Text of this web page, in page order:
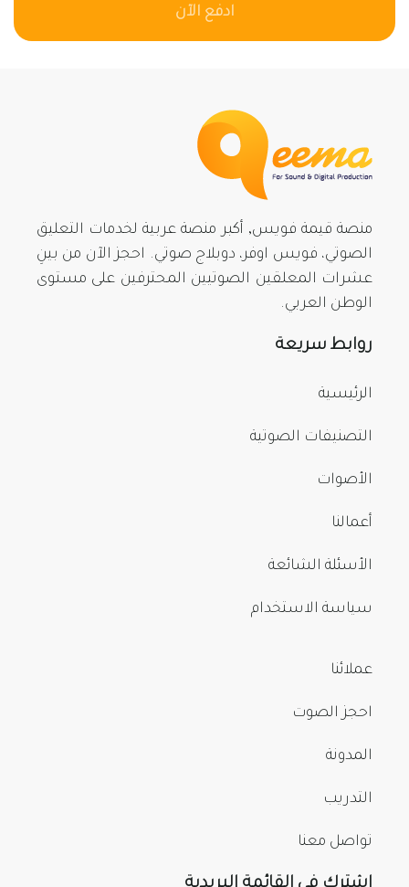
ادفع الآن
منصة قيمة فويس, أكبر منصة عربية لخدمات التعليق
الصوتي، فويس اوفر، دوبلاج صوتي. احجز الآن من بينِ
عشرات المعلقين الصوتيين المحترفين على مستوى
الوطن العربي.
روابط سريعة
الرئيسية
التصنيفات الصوتية
الأصوات
أعمالنا
الأسئلة الشائعة
سياسة الاستخدام
عملائنا
احجز الصوت
المدونة
التدريب
تواصل معنا